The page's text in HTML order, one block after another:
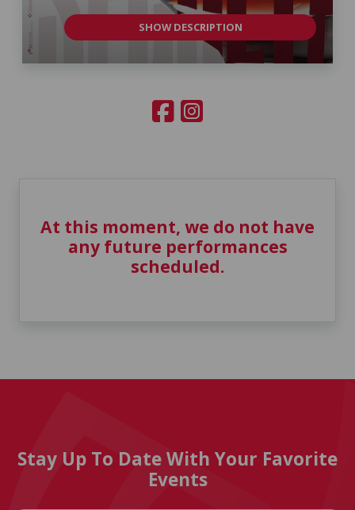
SHOW DESCRIPTION
At this moment, we do not have
any future performances
scheduled.
Stay Up To Date With Your Favorite
Events